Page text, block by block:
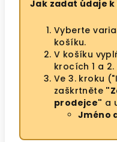
Jak zadat údaje
Vyberte
košíku.
V košíku
krocích 1 a 2.
Ve 3. kroku
zaškrtněte
prodejce" a
Jméno